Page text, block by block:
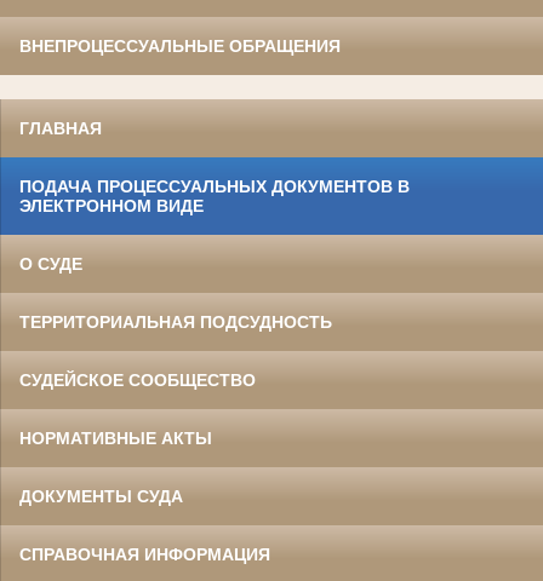
ВНЕПРОЦЕССУАЛЬНЫЕ ОБРАЩЕНИЯ
ГЛАВНАЯ
ПОДАЧА ПРОЦЕССУАЛЬНЫХ ДОКУМЕНТОВ В
ЭЛЕКТРОННОМ ВИДЕ
О СУДЕ
ТЕРРИТОРИАЛЬНАЯ ПОДСУДНОСТЬ
СУДЕЙСКОЕ СООБЩЕСТВО
НОРМАТИВНЫЕ АКТЫ
ДОКУМЕНТЫ СУДА
СПРАВОЧНАЯ ИНФОРМАЦИЯ